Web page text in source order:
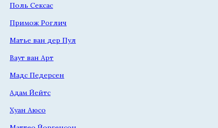
Поль Сексас
Примож Роглич
Матье ван дер Пул
Ваут ван Арт
Мадс Педерсен
Адам Йейтс
Хуан Аюсо